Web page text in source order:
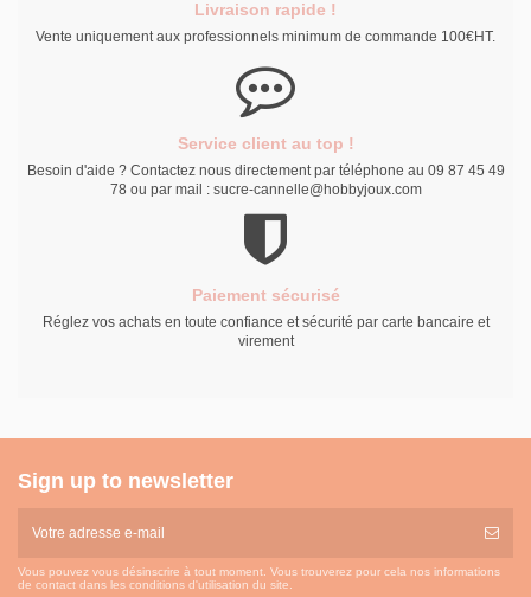
Livraison rapide !
Vente uniquement aux professionnels minimum de commande 100€HT.
Service client au top !
Besoin d'aide ? Contactez nous directement par téléphone au 09 87 45 49
78 ou par mail : sucre-cannelle@hobbyjoux.com
Paiement sécurisé
Réglez vos achats en toute confiance et sécurité par carte bancaire et
virement
Sign up to newsletter
Vous pouvez vous désinscrire à tout moment. Vous trouverez pour cela nos informations
de contact dans les conditions d'utilisation du site.